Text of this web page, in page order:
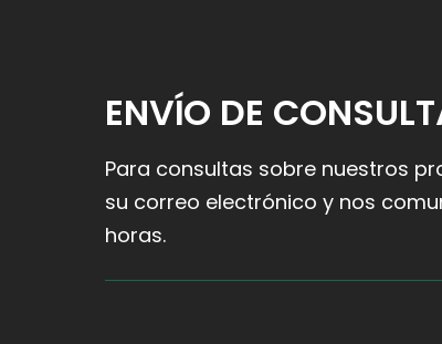
ENVÍO DE
Para consultas sobre nuestros
su correo electrónico y nos
horas.